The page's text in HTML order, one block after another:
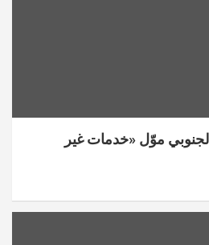
موّل «خدمات غير